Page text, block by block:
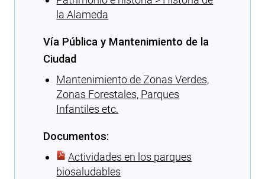
la Alameda
Vía Pública y Mantenimiento de la
Ciudad
Mantenimiento de Zonas Verdes,
Zonas Forestales, Parques
Infantiles etc.
Documentos:
Actividades en los parques
biosaludables